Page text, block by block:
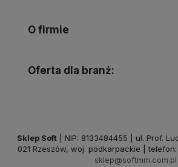
O firmie
Oferta dla branż:
Sklep Soft | NIP: 8133484455 | ul. Prof.
021 Rzeszów, woj. podkarpackie | telefon:
sklep@softmm.com.pl